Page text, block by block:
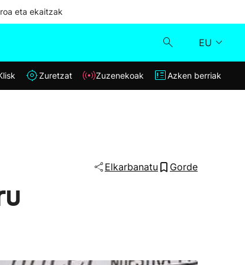
eta ekaitzak
EU
Klisk
Zuretzat Zuzenekoak Azken berriak
Elkarbanatu Gorde